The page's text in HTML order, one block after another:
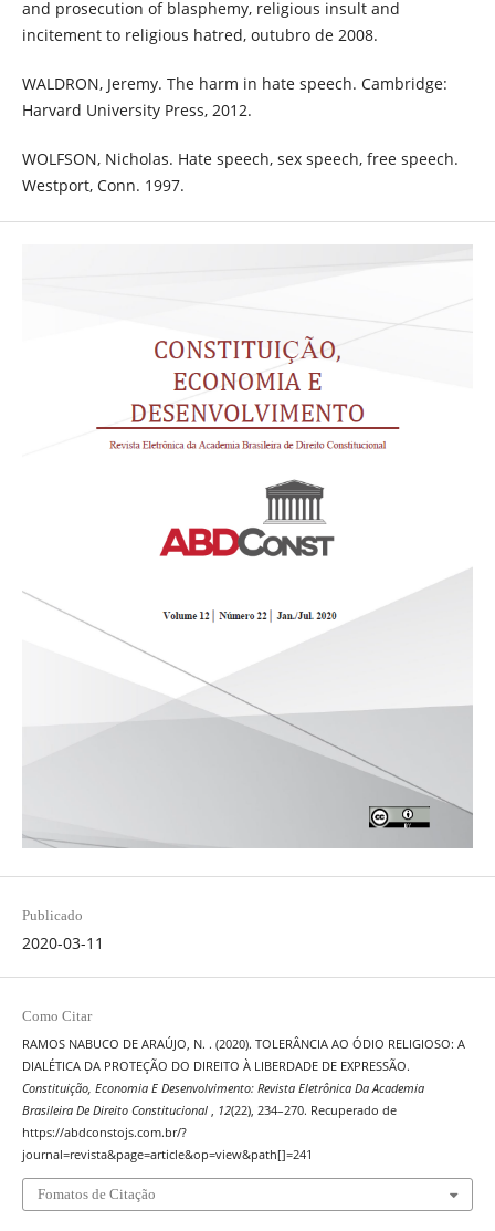
and prosecution of blasphemy, religious insult and
incitement to religious hatred, outubro de 2008.
WALDRON, Jeremy. The harm in hate speech. Cambridge:
Harvard University Press, 2012.
WOLFSON, Nicholas. Hate speech, sex speech, free speech.
Westport, Conn. 1997.
Publicado
2020-03-11
Como Citar
RAMOS NABUCO DE ARAÚJO, N. . (2020). TOLERÂNCIA AO ÓDIO RELIGIOSO: A
DIALÉTICA DA PROTEÇÃO DO DIREITO À LIBERDADE DE EXPRESSÃO.
Constituição, Economia E Desenvolvimento: Revista Eletrônica Da Academia
Brasileira De Direito Constitucional , 12(22), 234–270. Recuperado de
https://abdconstojs.com.br/?
journal=revista&page=article&op=view&path[]=241
Fomatos de Citação